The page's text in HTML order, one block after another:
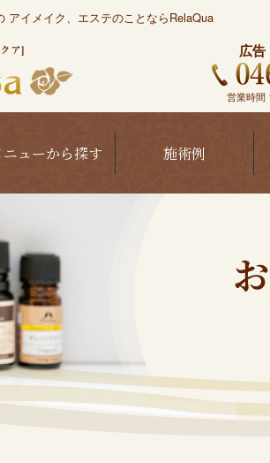
アイメイク、エステのことならRelaQua
広告
営業時間
ニューから探す 施術例